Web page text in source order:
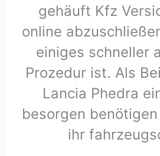
gehäuft Kfz
online
einiges schneller
Prozedur ist. Als
Lancia Phedra
besorgen
ihr